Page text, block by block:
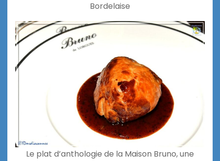
Bordelaise
Le plat d’anthologie de la Maison Bruno, une